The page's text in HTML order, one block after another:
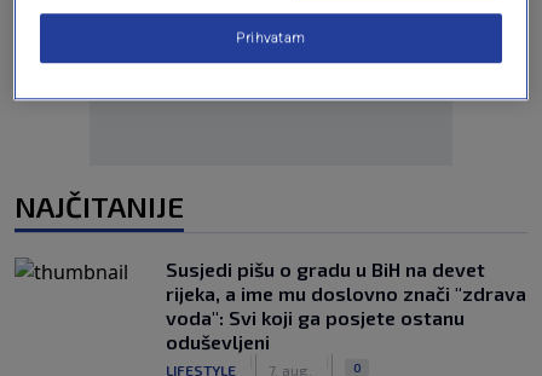
Oglas
NAJČITANIJE
Susjedi pišu o gradu u BiH na devet
rijeka, a ime mu doslovno znači "zdrava
voda": Svi koji ga posjete ostanu
oduševljeni
LIFESTYLE 7. aug. 0
Prihvatam